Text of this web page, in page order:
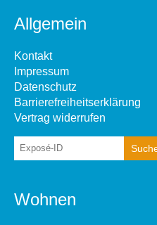
Allgemein
Kontakt
Impressum
Datenschutz
Barrierefreiheitserklärung
Vertrag widerrufen
Wohnen